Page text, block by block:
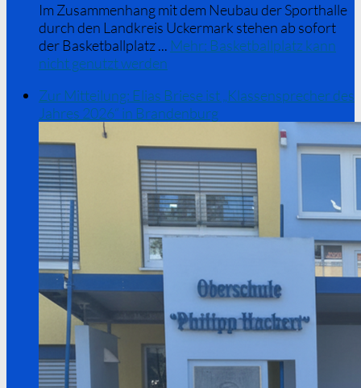
Im Zusammenhang mit dem Neubau der Sporthalle
durch den Landkreis Uckermark stehen ab sofort
der Basketballplatz ... Mehr: Basketballplatz kann
nicht genutzt werden
Zur Mitteilung: Elias Briese ist „Klassensprecher des
Jahres 2026“ in Brandenburg